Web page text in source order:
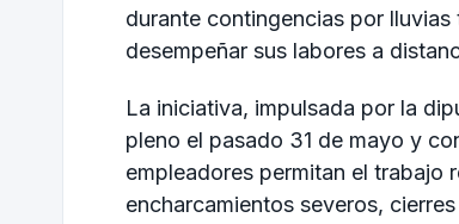
durante contingencias por
desempeñar sus labores a
La iniciativa, impulsada por la
pleno el pasado 31 de mayo y
empleadores permitan el trabajo
encharcamientos severos,